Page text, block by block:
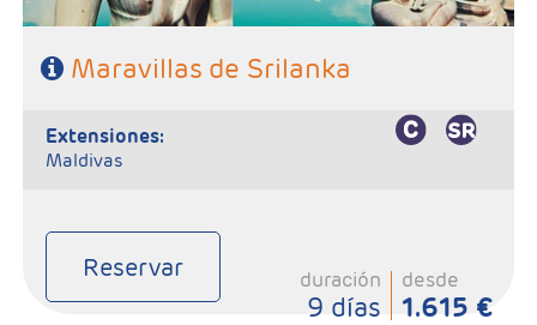
Maravillas de Srilanka
extensiones:
Maldivas
Reservar duración
9 días
desde
1.615 €